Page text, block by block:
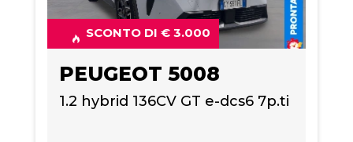
SCONTO DI € 3.000
PEUGEOT 5008
1.2 hybrid 136CV GT e-dcs6 7p.ti